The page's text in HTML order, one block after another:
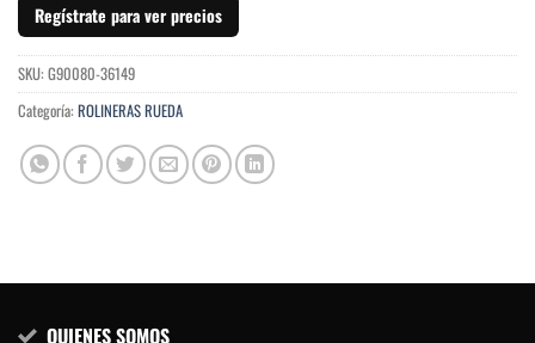
Regístrate para ver precios
SKU: G90080-36149
Categoría: ROLINERAS RUEDA
QUIENES SOMOS